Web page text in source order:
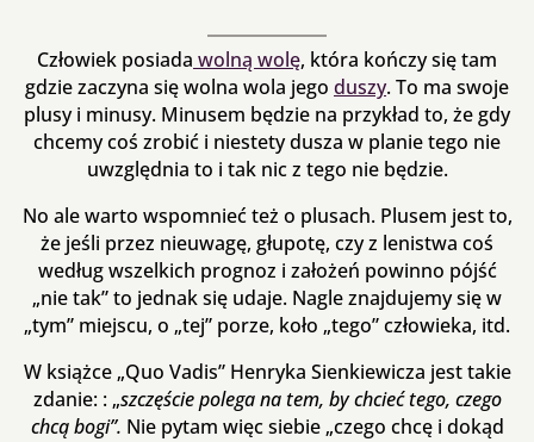
Człowiek posiada wolną wolę, która kończy się tam
gdzie zaczyna się wolna wola jego duszy. To ma swoje
plusy i minusy. Minusem będzie na przykład to, że gdy
chcemy coś zrobić i niestety dusza w planie tego nie
uwzględnia to i tak nic z tego nie będzie.
No ale warto wspomnieć też o plusach. Plusem jest to,
że jeśli przez nieuwagę, głupotę, czy z lenistwa coś
według wszelkich prognoz i założeń powinno pójść
„nie tak” to jednak się udaje. Nagle znajdujemy się w
„tym” miejscu, o „tej” porze, koło „tego” człowieka, itd.
W książce „Quo Vadis” Henryka Sienkiewicza jest takie
zdanie: : „szczęście polega na tem, bychcieć tego, czego
chcąbogi”. Nie pytam więc siebie „czego chcę i dokąd